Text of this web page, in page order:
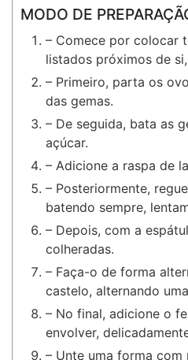
MODO DE
– Comece por colocar
listados próximos de
– Primeiro, parta os
das gemas.
– De seguida, bata as
açúcar.
– Adicione a raspa de
– Posteriormente,
batendo sempre,
– Depois, com a
colheradas.
– Faça-o de forma
castelo, alternando
– No final, adicione o
envolver,
– Unte uma forma com